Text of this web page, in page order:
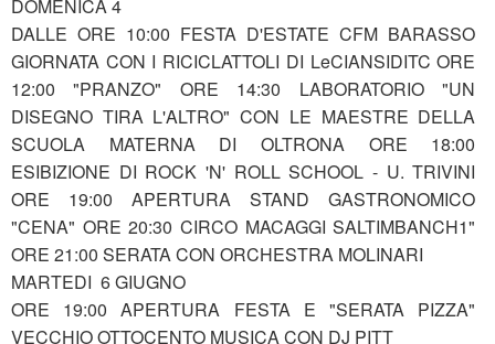
DOMENICA 4
DALLE ORE 10:00 FESTA D'ESTATE CFM BARASSO
GIORNATA CON I RICICLATTOLI DI LeCIANSIDITC ORE
12:00 "PRANZO" ORE 14:30 LABORATORIO "UN
DISEGNO TIRA L'ALTRO" CON LE MAESTRE DELLA
SCUOLA MATERNA DI OLTRONA ORE 18:00
ESIBIZIONE DI ROCK 'N' ROLL SCHOOL - U. TRIVINI
ORE 19:00 APERTURA STAND GASTRONOMICO
"CENA" ORE 20:30 CIRCO MACAGGI SALTIMBANCH1"
ORE 21:00 SERATA CON ORCHESTRA MOLINARI
MARTEDI 6 GIUGNO
ORE 19:00 APERTURA FESTA E "SERATA PIZZA"
VECCHIO OTTOCENTO MUSICA CON DJ PITT